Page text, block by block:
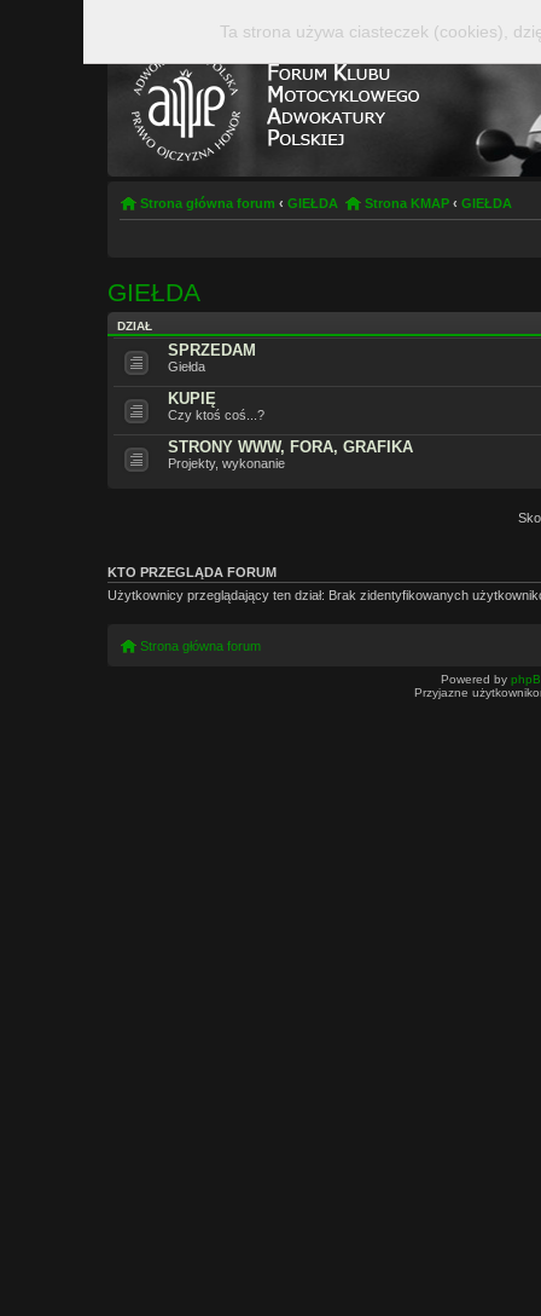
Strona główna forum ‹ GIEŁDA Strona KMAP ‹ GIEŁDA
GIEŁDA
DZIAŁ
SPRZEDAM
Giełda
KUPIĘ
Czy ktoś coś...?
STRONY WWW, FORA, GRAFIKA
Projekty, wykonanie
KTO PRZEGLĄDA FORUM
Użytkownicy przeglądający ten dział: Brak zidentyfikowanych
Strona główna forum
Powered by
Przyjazne
Ta strona używa ciasteczek (cookies),